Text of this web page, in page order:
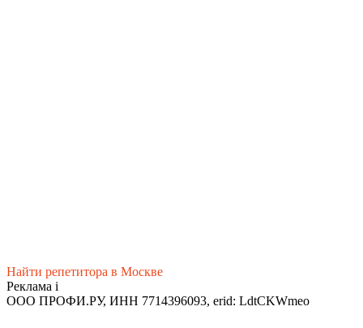
Найти репетитора в Москве
Реклама i
ООО ПРОФИ.РУ, ИНН 7714396093, erid: LdtCKWmeo